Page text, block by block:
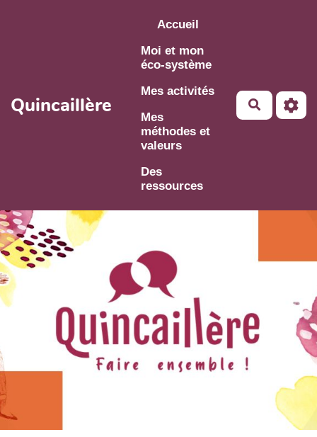
Aller au contenu principal
Quincaillère
Accueil
Moi et mon
éco-système
Mes activités
Mes
méthodes et
valeurs
Des
ressources